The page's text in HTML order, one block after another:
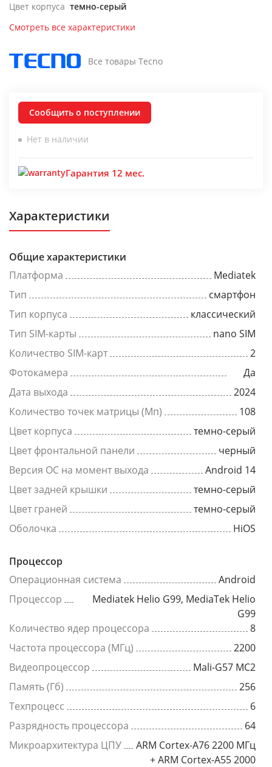
Цвет корпуса темно-серый
Смотреть все характеристики
Все товары Tecno
Сообщить о поступлении
Нет в наличии
Гарантия 12 мес.
Характеристики
Общие характеристики
Платформа
Mediatek
Тип
смартфон
Тип корпуса
классический
Тип SIM-карты
nano SIM
Количество SIM-карт
2
Фотокамера
Да
Дата выхода
2024
Количество точек матрицы (Мп)
108
Цвет корпуса
темно-серый
Цвет фронтальной панели
черный
Версия ОС на момент выхода
Android 14
Цвет задней крышки
темно-серый
Цвет граней
темно-серый
Оболочка
HiOS
Процессор
Операционная система
Android
Процессор
Mediatek Helio G99, MediaTek Helio
G99
Количество ядер процессора
8
Частота процессора (МГц)
2200
Видеопроцессор
Mali-G57 MC2
Память (Гб)
256
Техпроцесс
6
Разрядность процессора
64
Микроархитектура ЦПУ
ARM Cortex-A76 2200 МГц
+ ARM Cortex-A55 2000